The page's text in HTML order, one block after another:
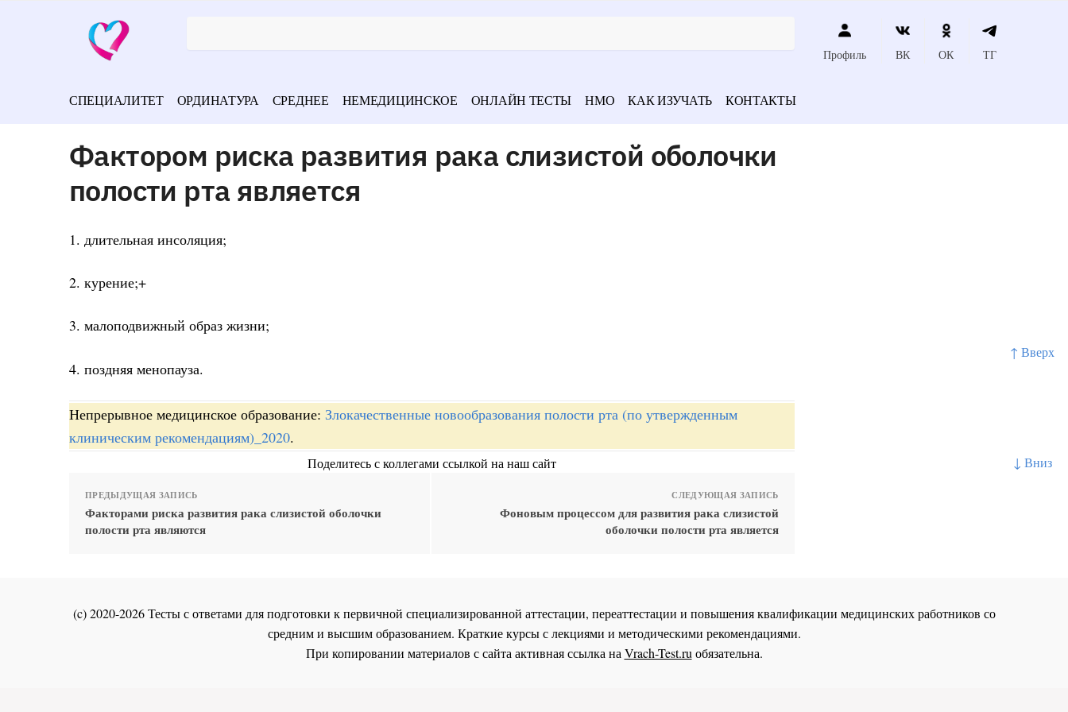
↑ Вверх
↓ Вниз
Профиль ВК ОК ТГ
СПЕЦИАЛИТЕТ ОРДИНАТУРА СРЕДНЕЕ НЕМЕДИЦИНСКОЕ ОНЛАЙН ТЕСТЫ НМО КАК ИЗУЧАТЬ КОНТАКТЫ
Фактором риска развития рака слизистой оболочки
полости рта является
1. длительная инсоляция;
2. курение;+
3. малоподвижный образ жизни;
4. поздняя менопауза.
Непрерывное медицинское образование: Злокачественные новообразования полости рта (по утвержденным
клиническим рекомендациям)_2020.
Поделитесь с коллегами ссылкой на наш сайт
ПРЕДЫДУЩАЯ ЗАПИСЬ
Факторами риска развития рака слизистой оболочки
полости рта являются
СЛЕДУЮЩАЯ ЗАПИСЬ
Фоновым процессом для развития рака слизистой
оболочки полости рта является
(c) 2020-2026 Тесты с ответами для подготовки к первичной специализированной аттестации, переаттестации и повышения квалификации медицинских работников со
средним и высшим образованием. Краткие курсы с лекциями и методическими рекомендациями.
При копировании материалов с сайта активная ссылка наVrach-Test.ruобязательна.